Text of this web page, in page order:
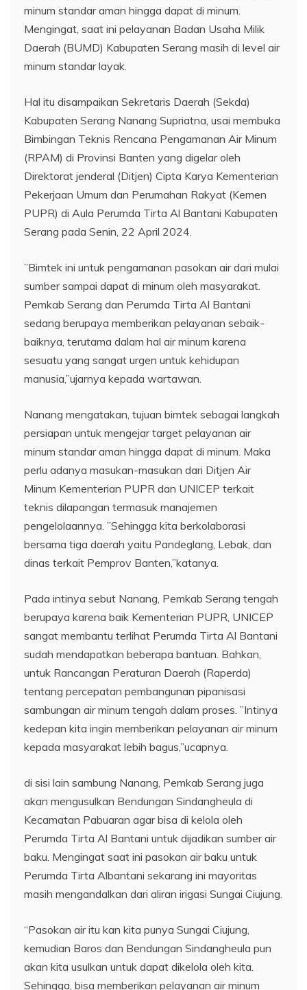
minum standar aman hingga dapat di minum.
Mengingat, saat ini pelayanan Badan Usaha Milik
Daerah (BUMD) Kabupaten Serang masih di level air
minum standar layak.
Hal itu disampaikan Sekretaris Daerah (Sekda)
Kabupaten Serang Nanang Supriatna, usai membuka
Bimbingan Teknis Rencana Pengamanan Air Minum
(RPAM) di Provinsi Banten yang digelar oleh
Direktorat jenderal (Ditjen) Cipta Karya Kementerian
Pekerjaan Umum dan Perumahan Rakyat (Kemen
PUPR) di Aula Perumda Tirta Al Bantani Kabupaten
Serang pada Senin, 22 April 2024.
”Bimtek ini untuk pengamanan pasokan air dari mulai
sumber sampai dapat di minum oleh masyarakat.
Pemkab Serang dan Perumda Tirta Al Bantani
sedang berupaya memberikan pelayanan sebaik-
baiknya, terutama dalam hal air minum karena
sesuatu yang sangat urgen untuk kehidupan
manusia,”ujarnya kepada wartawan.
Nanang mengatakan, tujuan bimtek sebagai langkah
persiapan untuk mengejar target pelayanan air
minum standar aman hingga dapat di minum. Maka
perlu adanya masukan-masukan dari Ditjen Air
Minum Kementerian PUPR dan UNICEP terkait
teknis dilapangan termasuk manajemen
pengelolaannya. ”Sehingga kita berkolaborasi
bersama tiga daerah yaitu Pandeglang, Lebak, dan
dinas terkait Pemprov Banten,”katanya.
Pada intinya sebut Nanang, Pemkab Serang tengah
berupaya karena baik Kementerian PUPR, UNICEP
sangat membantu terlihat Perumda Tirta Al Bantani
sudah mendapatkan beberapa bantuan. Bahkan,
untuk Rancangan Peraturan Daerah (Raperda)
tentang percepatan pembangunan pipanisasi
sambungan air minum tengah dalam proses. ”Intinya
kedepan kita ingin memberikan pelayanan air minum
kepada masyarakat lebih bagus,”ucapnya.
di sisi lain sambung Nanang, Pemkab Serang juga
akan mengusulkan Bendungan Sindangheula di
Kecamatan Pabuaran agar bisa di kelola oleh
Perumda Tirta Al Bantani untuk dijadikan sumber air
baku. Mengingat saat ini pasokan air baku untuk
Perumda Tirta Albantani sekarang ini mayoritas
masih mengandalkan dari aliran irigasi Sungai Ciujung.
“Pasokan air itu kan kita punya Sungai Ciujung,
kemudian Baros dan Bendungan Sindangheula pun
akan kita usulkan untuk dapat dikelola oleh kita.
Sehingga, bisa memberikan pelayanan air minum